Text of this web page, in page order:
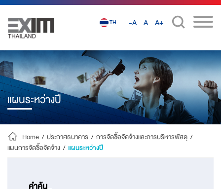
TH -A A A+
แผนระหว่างปี
Home / ประกาศธนาคาร / การจัดซื้อจัดจ้างและการบริหารพัสดุ /
แผนการจัดซื้อจัดจ้าง / แผนระหว่างปี